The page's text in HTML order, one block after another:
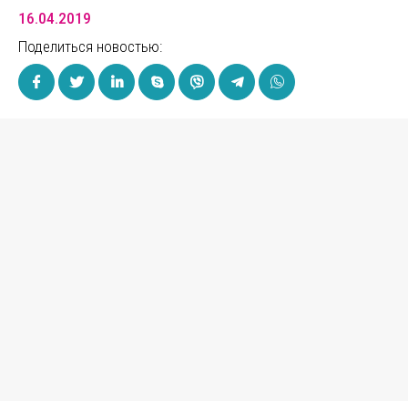
16.04.2019
Поделиться новостью: